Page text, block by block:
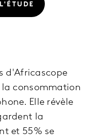
d'Africascope
la consommation
Elle révèle
la
et 55% se